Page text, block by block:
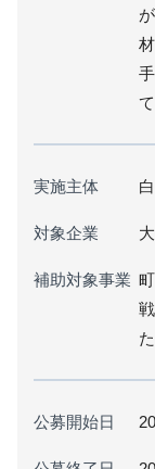
実施主体
対象企業
補助対象事業
公募開始日